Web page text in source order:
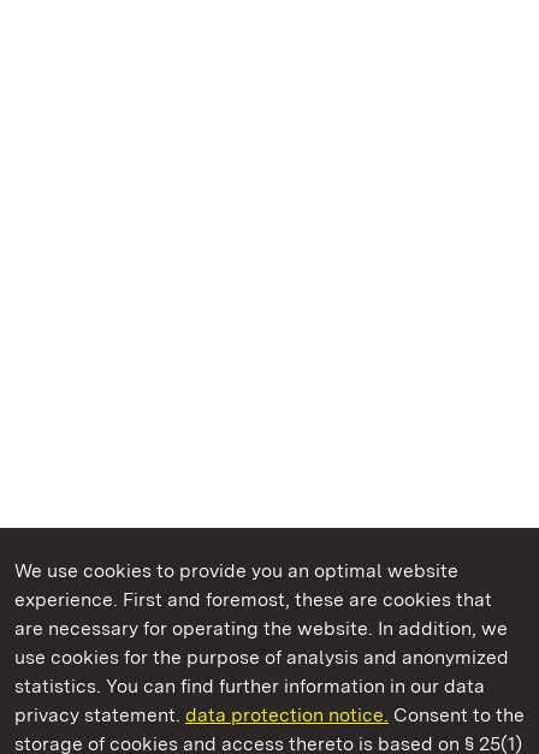
We use cookies to provide you an optimal website
experience. First and foremost, these are cookies that
are necessary for operating the website. In addition, we
use cookies for the purpose of analysis and anonymized
statistics. You can find further information in our data
privacy statement. data protection notice. Consent to the
storage of cookies and access thereto is based on § 25(1)
State Palaces and Gardens of Baden-Wuerttemberg